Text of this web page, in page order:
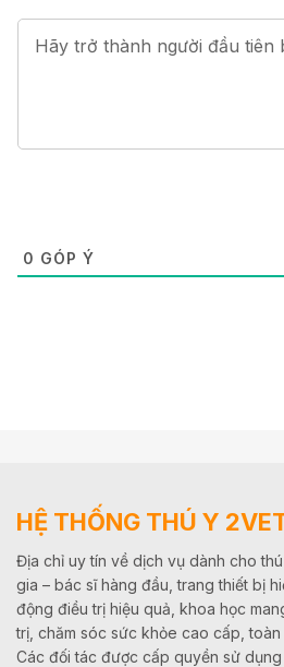
0 GÓP Ý
HỆ THỐNG THÚ Y
Địa chỉ uy tín về dịch vụ dành cho
gia – bác sĩ hàng đầu, trang thiết bị
động điều trị hiệu quả, khoa học
trị, chăm sóc sức khỏe cao cấp,
Các đối tác được cấp quyền sử